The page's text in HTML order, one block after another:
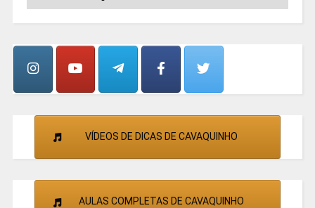
CANTORES
VÍDEOS DE DICAS DE CAVAQUINHO
AULAS COMPLETAS DE CAVAQUINHO